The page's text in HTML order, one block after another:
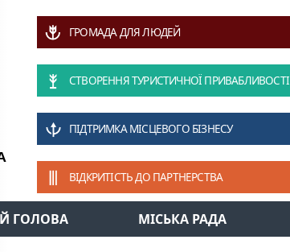
ГРОМАДА ДЛЯ ЛЮДЕЙ
СТВОРЕННЯ ТУРИСТИЧНОЇ ПРИВАБЛИВОСТІ
ПІДТРИМКА МІСЦЕВОГО БІЗНЕСУ
ВІДКРИТІСТЬ ДО ПАРТНЕРСТВА
ГОЛОВА МІСЬКА РАДА